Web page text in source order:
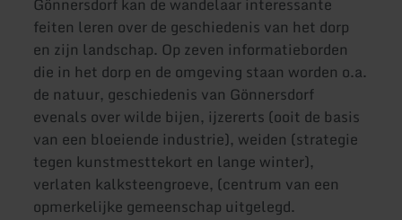
Gönnersdorf kan de wandelaar interessante
feiten leren over de geschiedenis van het dorp
en zijn landschap. Op zeven informatieborden
die in het dorp en de omgeving staan worden o.a.
de natuur, geschiedenis van Gönnersdorf
evenals over wilde bijen, ijzererts (ooit de basis
van een bloeiende industrie), weiden (strategie
tegen kunstmesttekort en lange winter),
verlaten kalksteengroeve, (centrum van een
opmerkelijke gemeenschap uitgelegd.